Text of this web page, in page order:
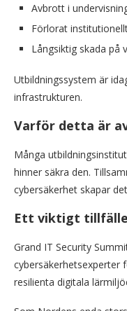
Avbrott i
Förlorat
Långsiktig skada på
Utbildningssystem är
infrastrukturen.
Varför detta är
Många
hinner säkra den.
cybersäkerhet skapar
Ett viktigt
Grand IT Security
cybersäkerhetsexperter
resilienta digitala